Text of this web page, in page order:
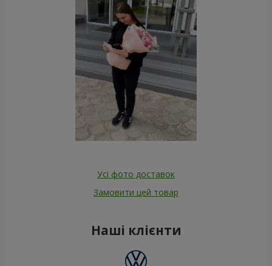
Усі фото доставок
Замовити цей товар
Наші клієнти